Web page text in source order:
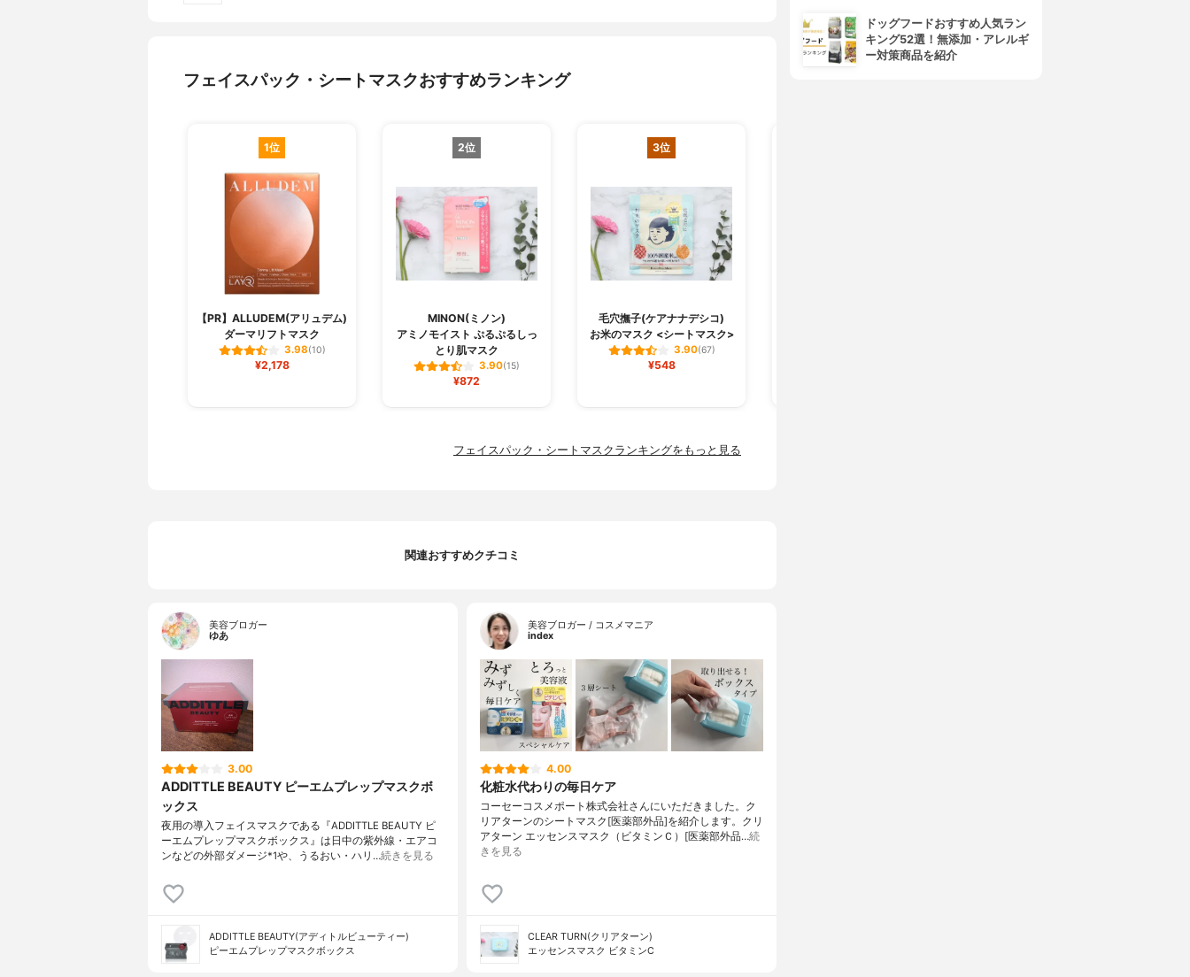
フェイスパック・シートマスクおすすめランキング
1位
【PR】ALLUDEM(アリュデム)
ダーマリフトマスク
3.98(10)
¥2,178
2位
MINON(ミノン)
アミノモイスト ぷるぷるしっ
とり肌マスク
3.90(15)
¥872
3位
毛穴撫子(ケアナナデシコ)
お米のマスク <シートマスク>
3.90(67)
¥548
フェイスパック・シートマスクランキングをもっと見る
関連おすすめクチコミ
美容ブロガー
ゆあ
3.00
ADDITTLE BEAUTY ピーエムプレップマスクボ
ックス
夜用の導入フェイスマスクである『ADDITTLE BEAUTY ピ
ーエムプレップマスクボックス』は日中の紫外線・エアコ
ンなどの外部ダメージ*1や、うるおい・ハリ…続きを見る
ADDITTLE BEAUTY(アディトルビューティー)
ピーエムプレップマスクボックス
美容ブロガー / コスメマニア
index
4.00
化粧水代わりの毎日ケア
コーセーコスメポート株式会社さんにいただきました。ク
リアターンのシートマスク[医薬部外品]を紹介します。クリ
アターン エッセンスマスク（ビタミンＣ）[医薬部外品…続
きを見る
CLEAR TURN(クリアターン)
エッセンスマスク ビタミンC
ドッグフードおすすめ人気ラン
キング52選！無添加・アレルギ
ー対策商品を紹介